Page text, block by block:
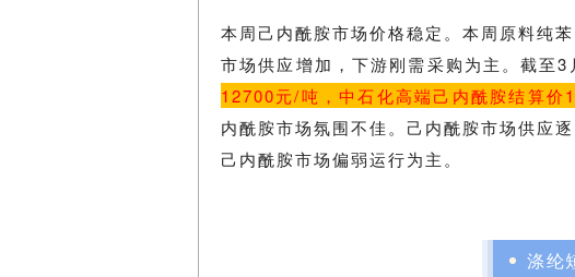
本周己内酰胺市场价格稳定。本周原料纯
市场供应增加，下游刚需采购为主。截至3
12700元/吨，中石化高端己内酰胺结算价
内酰胺市场氛围不佳。己内酰胺市场供应
己内酰胺市场偏弱运行为主。
涤纶